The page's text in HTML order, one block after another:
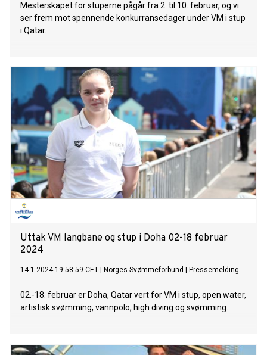
Mesterskapet for stuperne pågår fra 2. til 10. februar, og vi
ser frem mot spennende konkurransedager under VM i stup
i Qatar.
Uttak VM langbane og stup i Doha 02-18 februar
2024
14.1.2024 19:58:59 CET Norges Svømmeforbund Pressemelding
02.-18. februar er Doha, Qatar vert for VM i stup, open water,
artistisk svømming, vannpolo, high diving og svømming.